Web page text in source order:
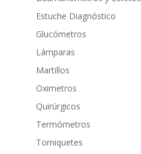
Estuche Diagnóstico
Glucómetros
Lámparas
Martillos
Oximetros
Quirúrgicos
Termómetros
Torniquetes